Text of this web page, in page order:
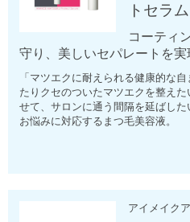
トセラム
コーティ
守り、美しいセパレートを実
「マツエクに耐えられる健康的な
たりクセのついたマツエクを整え
せて、サロンに通う間隔を延ばし
お悩みに対応するまつ毛美容液。
アイメイク